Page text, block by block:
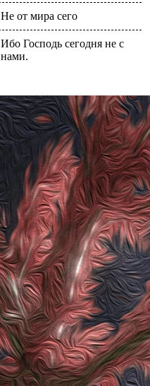
Не от мира сего
Ибо Господь сегодня не с
нами.